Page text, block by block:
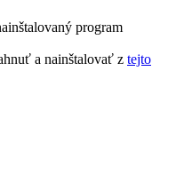
program
a nainštalovať z tejto